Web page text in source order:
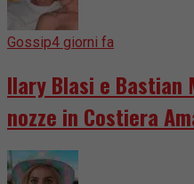
Gossip4 giorni fa
Ilary Blasi e
nozze in Costiera